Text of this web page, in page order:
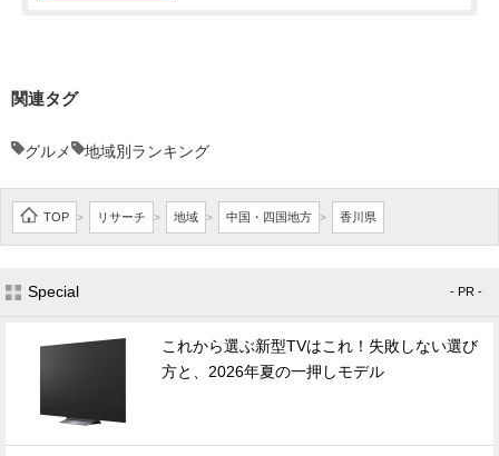
関連タグ
グルメ 地域別ランキング
TOP > リサーチ > 地域 > 中国・四国地方 > 香川県
Special - PR -
これから選ぶ新型TVはこれ！失敗しない選び
方と、2026年夏の一押しモデル